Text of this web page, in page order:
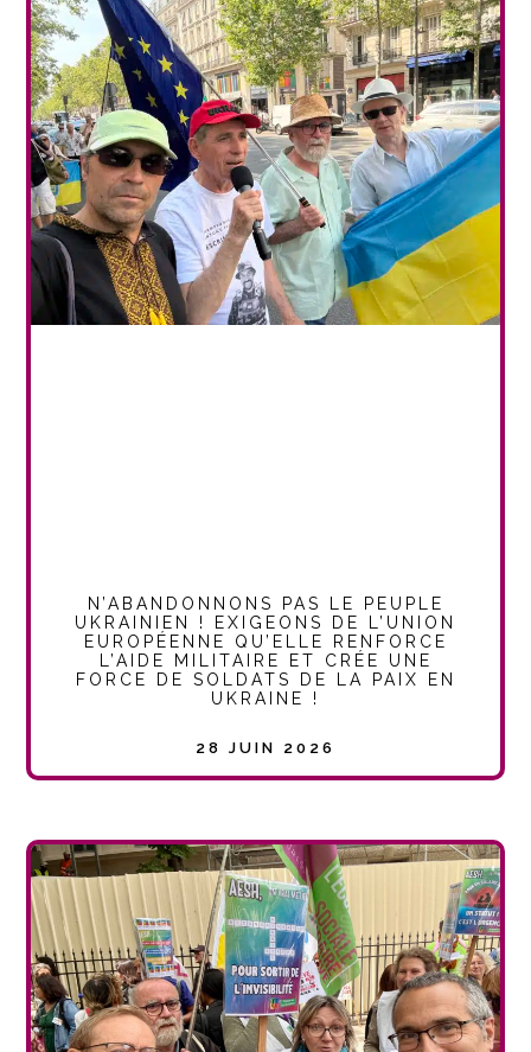
N’ABANDONNONS PAS LE PEUPLE
UKRAINIEN ! EXIGEONS DE L’UNION
EUROPÉENNE QU’ELLE RENFORCE
L’AIDE MILITAIRE ET CRÉE UNE
FORCE DE SOLDATS DE LA PAIX EN
UKRAINE !
28 JUIN 2026